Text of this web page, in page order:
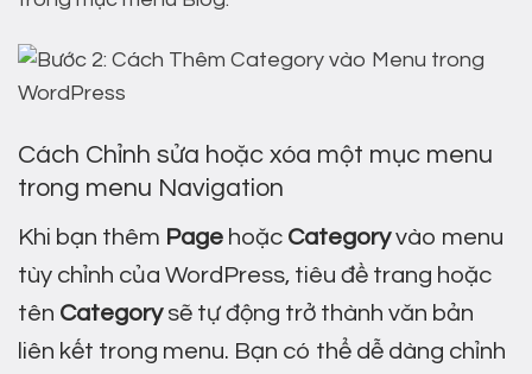
Cách Chỉnh sửa hoặc xóa một mục menu
trong menu Navigation
Khi bạn thêm Page hoặc Categoryvào menu
tùy chỉnh của WordPress, tiêu đề trang hoặc
tên Categorysẽ tự động trở thành văn bản
liên kết trong menu. Bạn có thể dễ dàng chỉnh